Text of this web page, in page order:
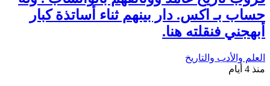
حساب بـ اكس. دار بينهم ثناء أساتذة كبار
أبهجني فنقلته هنا.
العلم والأدب والتاريخ
منذ 4 أيام